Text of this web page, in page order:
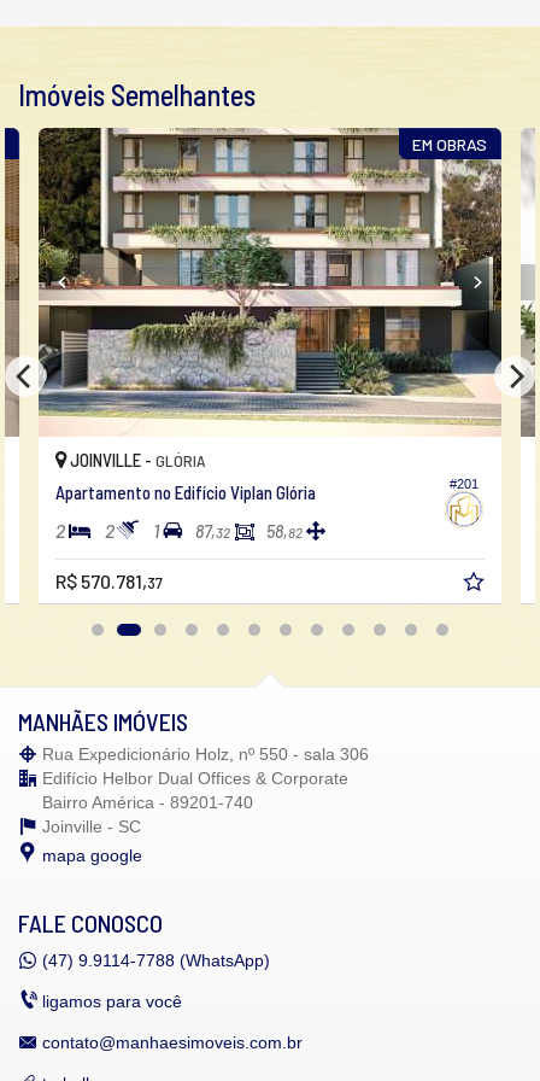
Imóveis Semelhantes
EM OBRAS
#201
JOINVILLE -GLÓRIA
Apartamento no Edifício Viplan Glória
2 2 1 87,32 58,82
R$ 570.781,37
MANHÃES IMÓVEIS
Rua Expedicionário Holz, nº 550 - sala 306
Edifício Helbor Dual Offices & Corporate
Bairro América - 89201-740
Joinville - SC
mapa google
FALE CONOSCO
(47) 9.9114-7788 (WhatsApp)
ligamos para você
contato@manhaesimoveis.com.br